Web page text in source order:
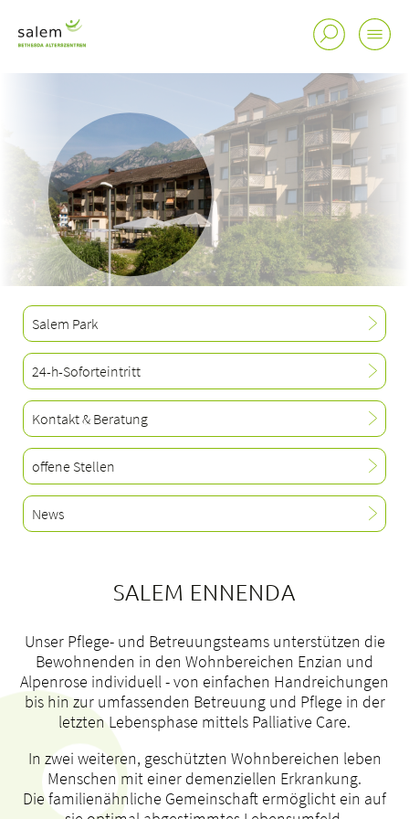
Standorte
Tätigkeitsfelder
Portrait
bei uns arbeiten
Salem Park
24-h-Soforteintritt
Kontakt & Beratung
offene Stellen
News
SALEM ENNENDA
Unser Pflege- und Betreuungsteams unterstützen die
Bewohnenden in den Wohnbereichen Enzian und
Alpenrose individuell - von einfachen Handreichungen
bis hin zur umfassenden Betreuung und Pflege in der
letzten Lebensphase mittels Palliative Care.
In zwei weiteren, geschützten Wohnbereichen leben
Menschen mit einer demenziellen Erkrankung.
Die familienähnliche Gemeinschaft ermöglicht ein auf